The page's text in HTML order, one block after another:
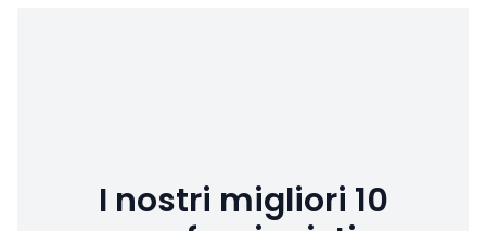
I nostri migliori 10